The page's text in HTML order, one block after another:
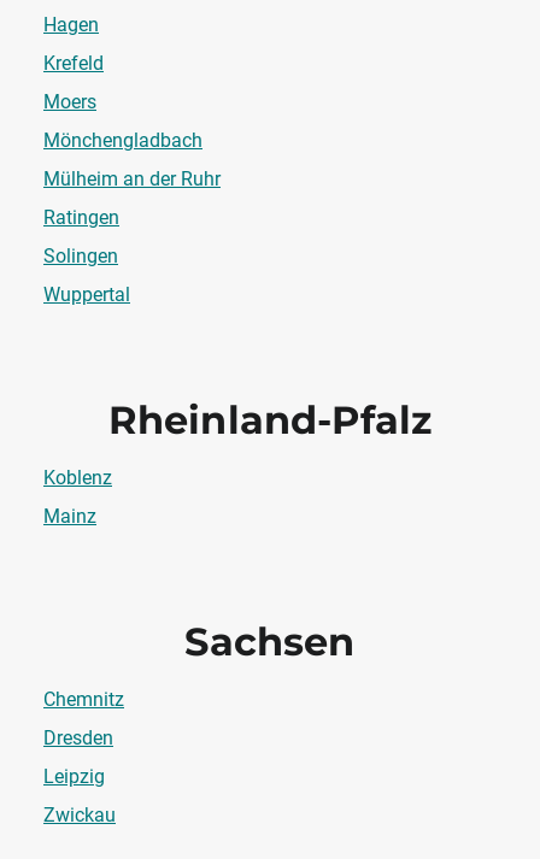
Hagen
Krefeld
Moers
Mönchengladbach
Mülheim an der Ruhr
Ratingen
Solingen
Wuppertal
Rheinland-Pfalz
Koblenz
Mainz
Sachsen
Chemnitz
Dresden
Leipzig
Zwickau